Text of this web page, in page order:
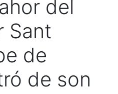
del
Sant
de
de son